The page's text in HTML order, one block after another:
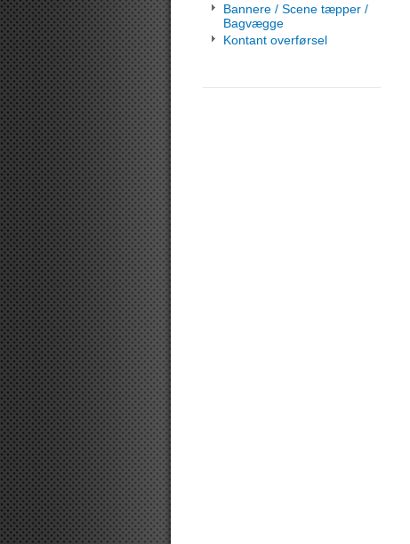
Bannere / Scene tæpper /
Bagvægge
Kontant overførsel